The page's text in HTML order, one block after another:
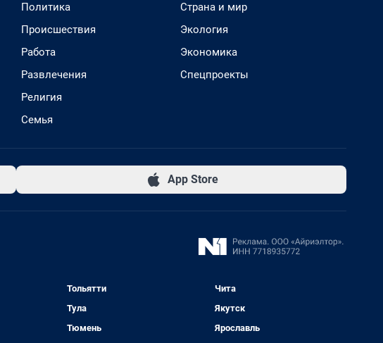
Политика
Происшествия
Работа
Развлечения
Религия
Семья
Страна и мир
Экология
Экономика
Спецпроекты
App Store
Тольятти
Тула
Тюмень
Чита
Якутск
Ярославль